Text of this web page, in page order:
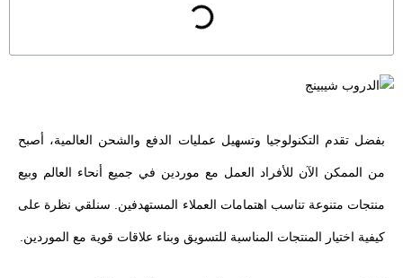
بفضل تقدم التكنولوجيا وتسهيل عمليات الدفع والشحن العالمية، أصبح
من الممكن الآن للأفراد العمل مع موردين في جميع أنحاء العالم وبيع
منتجات متنوعة تناسب اهتمامات العملاء المستهدفين. سنلقي نظرة على
كيفية اختيار المنتجات المناسبة للتسويق وبناء علاقات قوية مع الموردين.